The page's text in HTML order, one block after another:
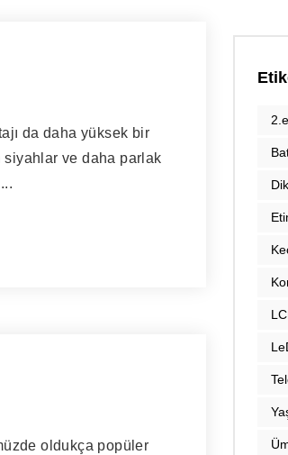
da daha yüksek bir
siyahlar ve daha parlak
oldukça popüler